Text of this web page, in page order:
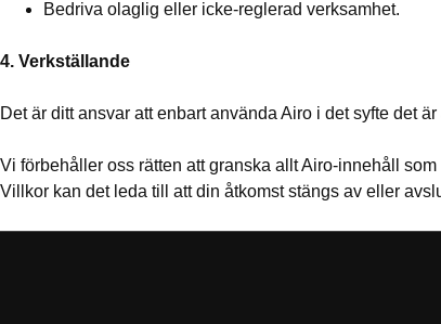
Bedriva olaglig eller icke-reglerad verksamhet.
4. Verkställande
Det är ditt ansvar att enbart använda Airo i det syfte det
Vi förbehåller oss rätten att granska allt Airo-innehåll
Villkor kan det leda till att din åtkomst stängs av eller